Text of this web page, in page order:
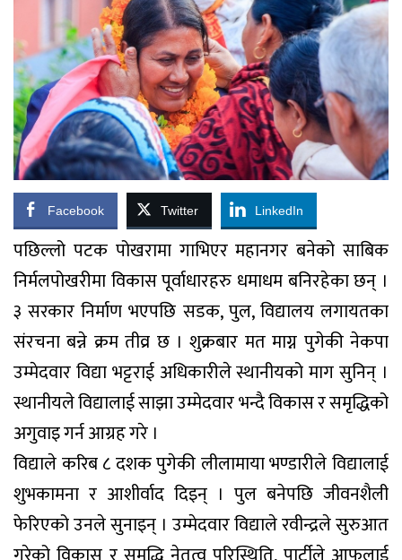
Facebook Twitter LinkedIn
पछिल्लो पटक पोखरामा गाभिएर महानगर बनेको साबिक
निर्मलपोखरीमा विकास पूर्वाधारहरु धमाधम बनिरहेका छन् ।
३ सरकार निर्माण भएपछि सडक, पुल, विद्यालय लगायतका
संरचना बन्ने क्रम तीव्र छ । शुक्रबार मत माग्न पुगेकी नेकपा
उम्मेदवार विद्या भट्टराई अधिकारीले स्थानीयको माग सुनिन् ।
स्थानीयले विद्यालाई साझा उम्मेदवार भन्दै विकास र समृद्धिको
अगुवाइ गर्न आग्रह गरे ।
विद्याले करिब ८ दशक पुगेकी लीलामाया भण्डारीले विद्यालाई
शुभकामना र आशीर्वाद दिइन् । पुल बनेपछि जीवनशैली
फेरिएको उनले सुनाइन् । उम्मेदवार विद्याले रवीन्द्रले सुरुआत